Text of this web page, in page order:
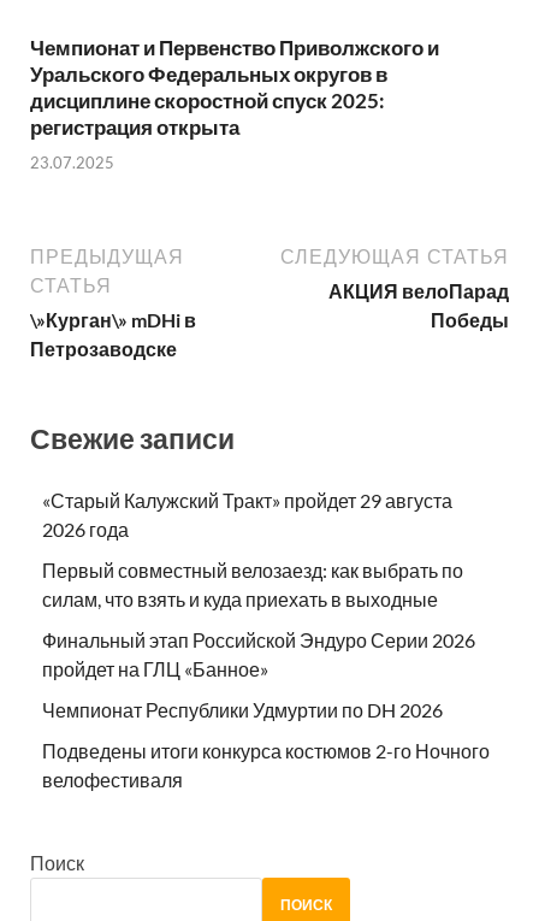
Чемпионат и Первенство Приволжского и
Уральского Федеральных округов в
дисциплине скоростной спуск 2025:
регистрация открыта
23.07.2025
ПРЕДЫДУЩАЯ
СТАТЬЯ
\»Курган\» mDHi в
Петрозаводске
СЛЕДУЮЩАЯ СТАТЬЯ
АКЦИЯ велоПарад
Победы
Свежие записи
«Старый Калужский Тракт» пройдет 29 августа
2026 года
Первый совместный велозаезд: как выбрать по
силам, что взять и куда приехать в выходные
Финальный этап Российской Эндуро Серии 2026
пройдет на ГЛЦ «Банное»
Чемпионат Республики Удмуртии по DH 2026
Подведены итоги конкурса костюмов 2-го Ночного
велофестиваля
Поиск
ПОИСК